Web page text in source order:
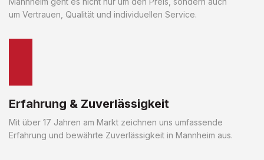
um Vertrauen, Qualität und individuellen Service.
Erfahrung & Zuverlässigkeit
Mit über 17 Jahren am Markt zeichnen uns umfassende
Erfahrung und bewährte Zuverlässigkeit in Mannheim aus.